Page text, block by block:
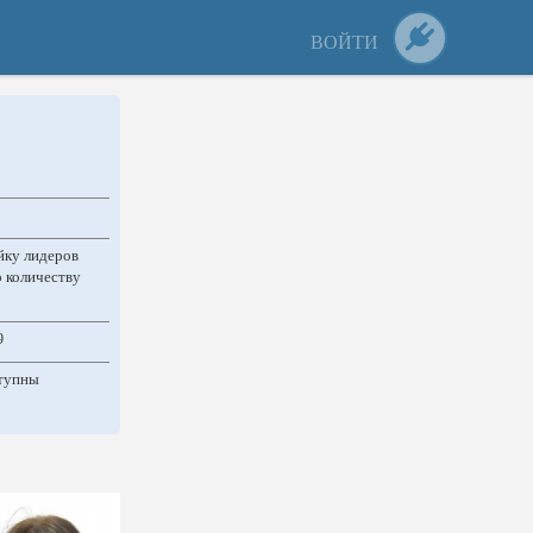
ВОЙТИ
лидеров